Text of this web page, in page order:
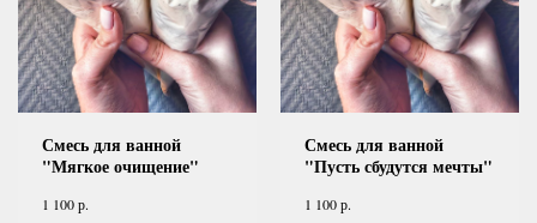
Смесь для ванной
"Мягкое очищение"
1 100р.
Смесь для ванной
"Пусть сбудутся мечты"
1 100р.